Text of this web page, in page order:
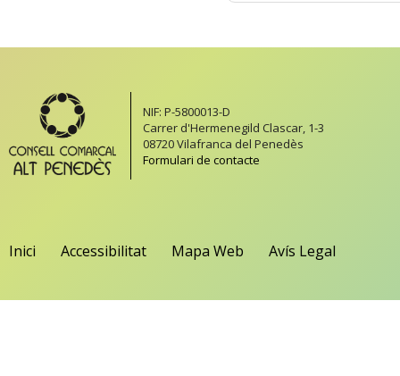
NIF: P-5800013-D
Carrer d'Hermenegild Clascar, 1-3
08720 Vilafranca del Penedès
Formulari de contacte
Inici Accessibilitat Mapa Web Avís Legal